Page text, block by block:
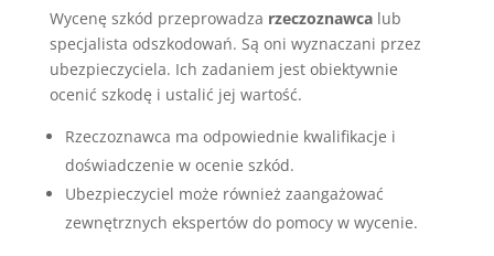
Wycenę szkód przeprowadza rzeczoznawcalub
specjalista odszkodowań. Są oni wyznaczani przez
ubezpieczyciela. Ich zadaniem jest obiektywnie
ocenić szkodę i ustalić jej wartość.
Rzeczoznawca ma odpowiednie kwalifikacje i
doświadczenie w ocenie szkód.
Ubezpieczyciel może również zaangażować
zewnętrznych ekspertów do pomocy w wycenie.